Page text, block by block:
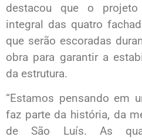
destacou que o projeto
integral das quatro
que serão escoradas
obra para garantir a
da estrutura.
“Estamos pensando em
faz parte da história, da
de São Luís. As